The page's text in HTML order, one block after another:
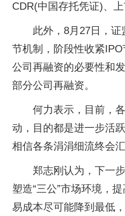
CDR(中国存托凭证)、上
此外，8月27日，
节机制，阶段性收紧
公司再融资的必要性和
部分公司再融资。
何力表示，目前，
动，目的都是进一步活
相信各条涓涓细流终会
郑志刚认为，下一
塑造“三公”市场环境，
易成本尽可能降到最低